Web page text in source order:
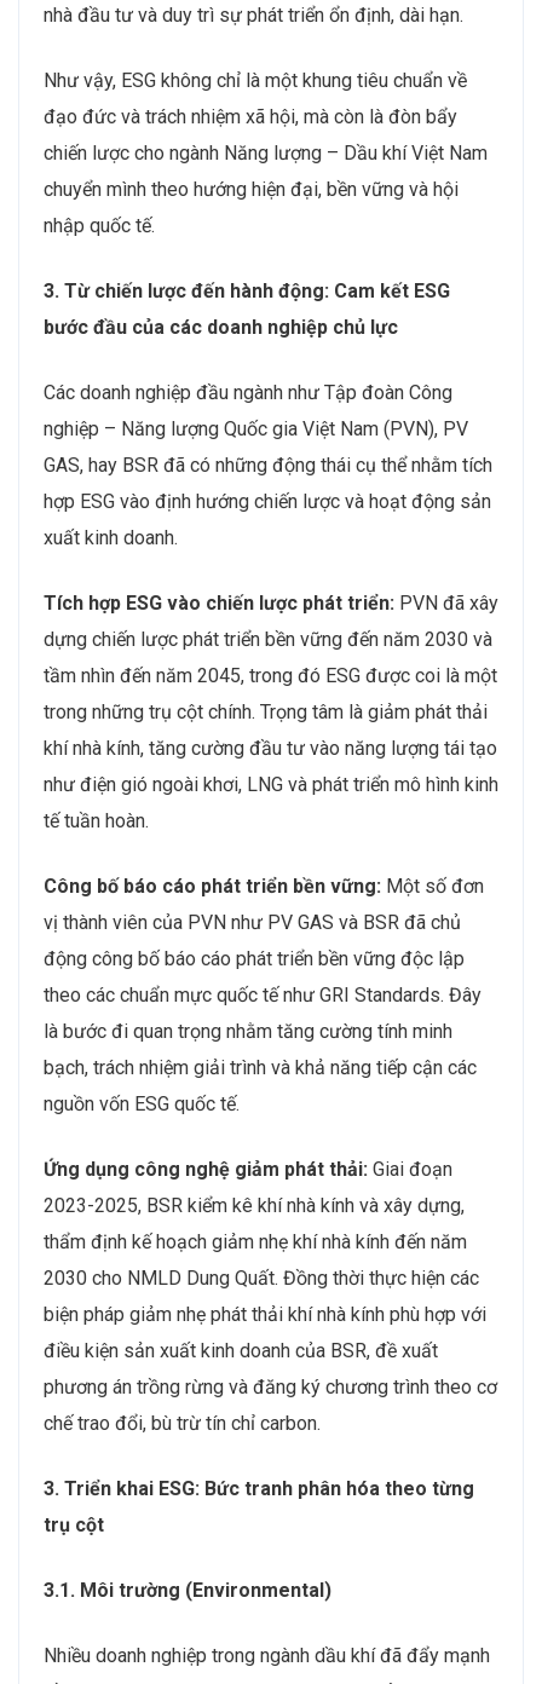
nhà đầu tư và duy trì sự phát triển ổn định, dài hạn.
Như vậy, ESG không chỉ là một khung tiêu chuẩn về
đạo đức và trách nhiệm xã hội, mà còn là đòn bẩy
chiến lược cho ngành Năng lượng – Dầu khí Việt Nam
chuyển mình theo hướng hiện đại, bền vững và hội
nhập quốc tế.
3. Từ chiến lược đến hành động: Cam kết ESG
bước đầu của các doanh nghiệp chủ lực
Các doanh nghiệp đầu ngành như Tập đoàn Công
nghiệp – Năng lượng Quốc gia Việt Nam (PVN), PV
GAS, hay BSR đã có những động thái cụ thể nhằm tích
hợp ESG vào định hướng chiến lược và hoạt động sản
xuất kinh doanh.
Tích hợp ESG vào chiến lược phát triển: PVN đã xây
dựng chiến lược phát triển bền vững đến năm 2030 và
tầm nhìn đến năm 2045, trong đó ESG được coi là một
trong những trụ cột chính. Trọng tâm là giảm phát thải
khí nhà kính, tăng cường đầu tư vào năng lượng tái tạo
như điện gió ngoài khơi, LNG và phát triển mô hình kinh
tế tuần hoàn.
Công bố báo cáo phát triển bền vững: Một số đơn
vị thành viên của PVN như PV GAS và BSR đã chủ
động công bố báo cáo phát triển bền vững độc lập
theo các chuẩn mực quốc tế như GRI Standards. Đây
là bước đi quan trọng nhằm tăng cường tính minh
bạch, trách nhiệm giải trình và khả năng tiếp cận các
nguồn vốn ESG quốc tế.
Ứng dụng công nghệ giảm phát thải: Giai đoạn
2023-2025, BSR kiểm kê khí nhà kính và xây dựng,
thẩm định kế hoạch giảm nhẹ khí nhà kính đến năm
2030 cho NMLD Dung Quất. Đồng thời thực hiện các
biện pháp giảm nhẹ phát thải khí nhà kính phù hợp với
điều kiện sản xuất kinh doanh của BSR, đề xuất
phương án trồng rừng và đăng ký chương trình theo cơ
chế trao đổi, bù trừ tín chỉ carbon.
3. Triển khai ESG: Bức tranh phân hóa theo từng
trụ cột
3.1. Môi trường (Environmental)
Nhiều doanh nghiệp trong ngành dầu khí đã đẩy mạnh